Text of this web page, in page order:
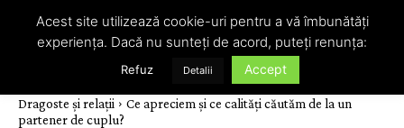
Dragoste și relații
Ce apreciem și ce calități căutăm de la un
partener de cuplu?
Acest site utilizează cookie-uri pentru a vă îmbunătăți
experiența. Dacă nu sunteți de acord, puteți renunța:
Refuz Detalii Accept